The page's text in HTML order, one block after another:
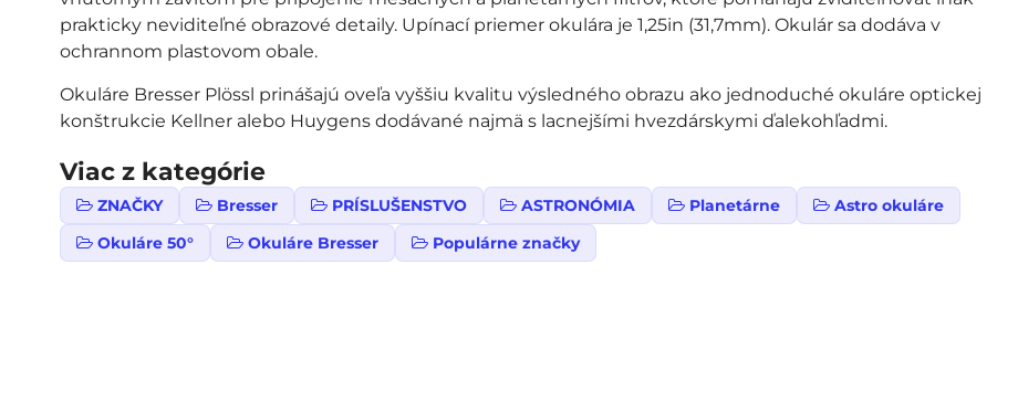
prakticky neviditeľné obrazové detaily. Upínací priemer okulára je 1,25in (31,7mm). Okulár sa dodáva v
ochrannom plastovom obale.
Okuláre Bresser Plössl prinášajú oveľa vyššiu kvalitu výsledného obrazu ako jednoduché okuláre optickej
konštrukcie Kellner alebo Huygens dodávané najmä s lacnejšími hvezdárskymi ďalekohľadmi.
Viac z kategórie
ZNAČKY Bresser PRÍSLUŠENSTVO ASTRONÓMIA Planetárne
Astro okuláre
Okuláre 50°
Okuláre Bresser Populárne značky